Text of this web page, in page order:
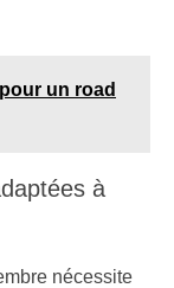
un road
à
nécessite